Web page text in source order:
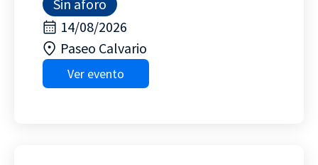
Sin aforo
14/08/2026
Paseo Calvario
Ver evento